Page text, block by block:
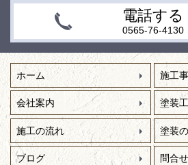
電話する
0565-76-4130
ホーム 施工
会社案内 塗装
施工の流れ 塗装
ブログ 問合せ